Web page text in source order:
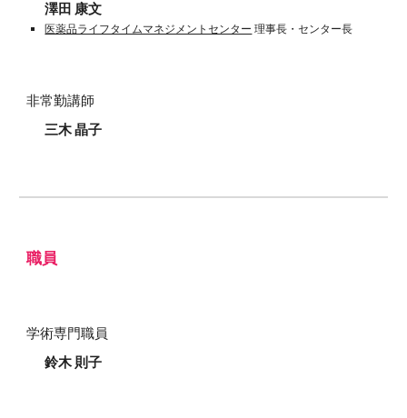
澤田 康文
医薬品ライフタイムマネジメントセンター 理事長・センター長
非常勤講師
三木 晶子
職員
学術専門職員
鈴木 則子